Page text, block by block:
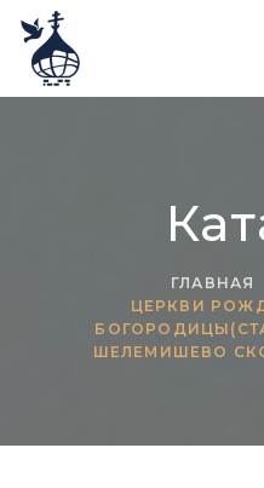
ГЛАВНАЯ
ЦЕРКВИ
ШЕЛЕМИШЕВО